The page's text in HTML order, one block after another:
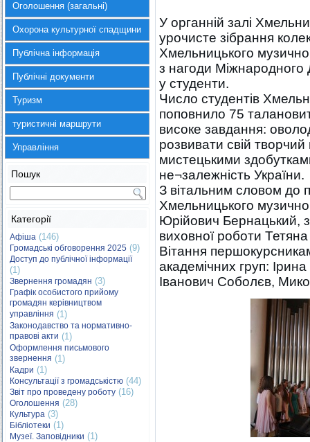
Оголошення (загальні)
Охорона культурної спадщини
Публічна інформація
Публічні документи
Туризм
туристичні маршрути
Управління
Пошук
Категорії
Афіша (146)
Громадські обговорення 2025 (9)
Доступ до публічної інформації
(1)
Звернення громадян (3)
Графік особистого прийому
громадян керівництвом
управління (1)
Законодавство та нормативно-
правові акти (1)
Оформлення письмового
звернення (1)
Кадри (1)
Консультації з громадськістю (44)
Звіт про проведену роботу (16)
Оголошення (28)
Культура (3)
Бібліотеки (1)
Музеї. Заповідники (1)
У органній залі
урочисте зібрання
Хмельницького
з нагоди Міжнародного
у студенти.
Число студентів
поповнило 75
високе завдання:
розвивати свій
мистецькими
не¬залежність України.
З вітальним словом до
Хмельницького
Юрійович Бернацький,
виховної роботи
Вітання
академічних груп:
Іванович Соболєв,